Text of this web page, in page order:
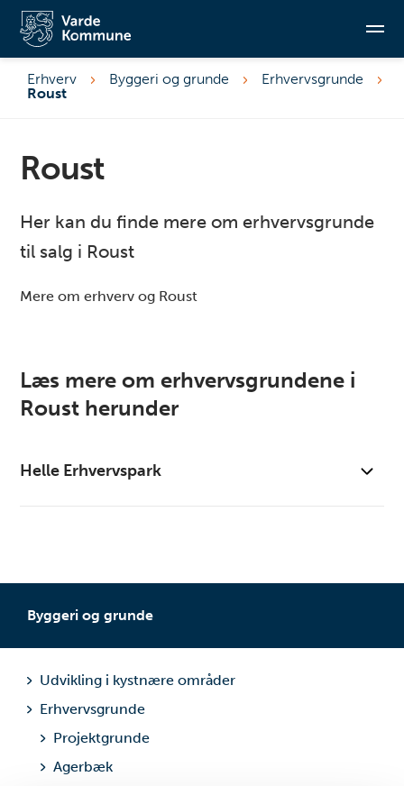
Erhverv Byggeri og grunde
Erhvervsgrunde
Roust
Roust
Her kan du finde mere om erhvervsgrunde
til salg i Roust
Mere om erhverv og Roust
Læs mere om erhvervsgrundene i
Roust herunder
Helle Erhvervspark
Byggeri og grunde
Udvikling i kystnære områder
Erhvervsgrunde
Projektgrunde
Agerbæk